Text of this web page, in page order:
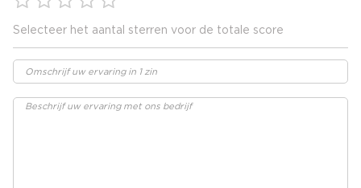
Selecteer het aantal sterren voor de totale score